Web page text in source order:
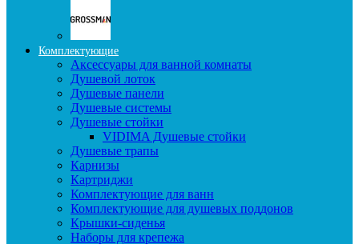
Комплектующие
Аксессуары для ванной комнаты
Душевой лоток
Душевые панели
Душевые системы
Душевые стойки
VIDIMA Душевые стойки
Душевые трапы
Карнизы
Картриджи
Комплектующие для ванн
Комплектующие для душевых поддонов
Крышки-сиденья
Наборы для крепежа